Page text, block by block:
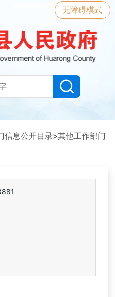
无障碍模式
信息公开目录>其他工作部门